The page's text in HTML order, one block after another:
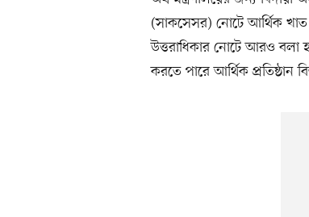
(সাকসেসর) নোটে আর্থিক খাত
উত্তরাধিকার নোটে আরও বলা
করতে পারে আর্থিক প্রতিষ্ঠান